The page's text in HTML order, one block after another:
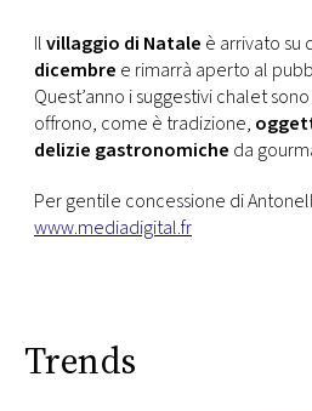
TV
PRINCIPATO
DI
RMC
Ilvillaggio di Natale è arrivato su
dicembre e rimarrà aperto al
Quest’anno i suggestivi chalet
offrono, come è tradizione,
delizie gastronomiche da
Per gentile concessione di
www.mediadigital.fr
Trends